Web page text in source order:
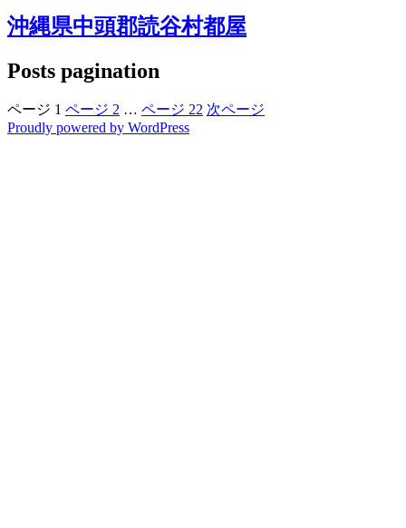
沖縄県中頭郡読谷村都屋
Posts pagination
ページ 1 ページ 2 … ページ 22 次ページ
Proudly powered by WordPress